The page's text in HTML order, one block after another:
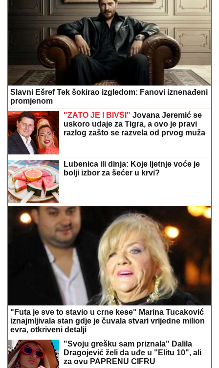
Slavni Ešref Tek šokirao izgledom: Fanovi iznenađeni
promjenom
"ZATO JE I BIVŠI" Jovana Jeremić se
uskoro udaje za Tigra, a ovo je pravi
razlog zašto se razvela od prvog muža
Lubenica ili dinja: Koje ljetnje voće je
bolji izbor za šećer u krvi?
"Futa je sve to stavio u crne kese" Marina Tucaković
iznajmljivala stan gdje je čuvala stvari vrijedne milion
evra, otkriveni detalji
"Svoju grešku sam priznala" Dalila
Dragojević želi da uđe u "Elitu 10", ali
za ovu PAPRENU CIFRU